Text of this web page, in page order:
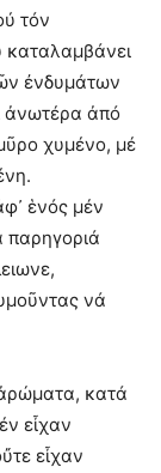
τόν
καταλαμβάνει
ἐνδυμάτων
ἀνωτέρα ἀπό
χυμένο, μέ
ἑνός μέν
παρηγοριά
νά
κατά
εἶχαν
εἶχαν